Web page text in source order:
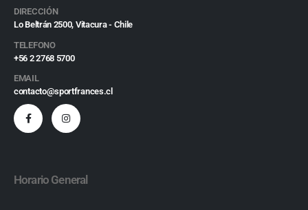
DIRECCIÓN
Lo Beltrán 2500, Vitacura - Chile
TELEFONO
+56 2 2768 5700
EMAIL
contacto@sportfrances.cl
Horario General